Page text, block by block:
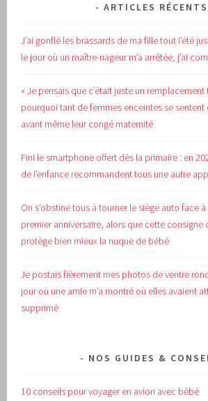
ARTICLES RÉCENTS
J’ai gonflé les brassards de ma fille tout l’été
le jour où un maître-nageur m’a arrêtée, j’ai
« Je pensais que c’était juste un remplacement
pourquoi tant de femmes enceintes se sentent
avant même leur congé maternité
Fini le smartphone offert dès la primaire : en
de l’enfance recommandent tous une autre
On s’obstine tous à tourner le siège auto face
premier anniversaire, alors que cette consigne
protège bien mieux la nuque de bébé
Je postais fièrement mes photos de ventre
jour où une amie m’a montré où elles avaient
supprimé
NOS GUIDES &
10 conseils pour voyager en avion avec bébé